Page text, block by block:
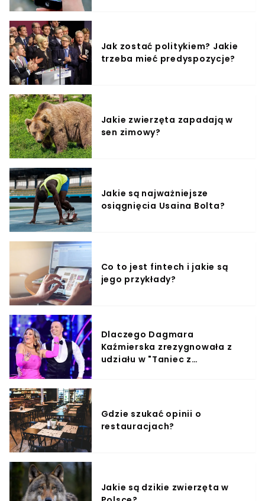
Jak zostać politykiem? Jakie
trzeba mieć predyspozycje?
Jakie zwierzęta zapadają w
sen zimowy?
Jakie są najważniejsze
osiągnięcia Usaina Bolta?
Co to jest fintech i jakie są
jego przykłady?
Dlaczego Dagmara
Kaźmierska zrezygnowała z
udziału w "Taniec z
Gdzie szukać opinii o
restauracjach?
Jakie są dzikie zwierzęta w